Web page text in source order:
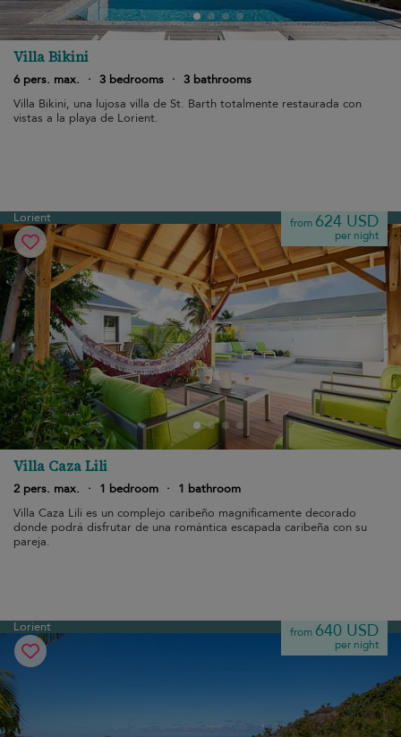
Villa Bikini
6 pers. max. · 3 bedrooms · 3 bathrooms
Villa Bikini, una lujosa villa de St. Barth totalmente restaurada con
vistas a la playa de Lorient.
Lorient from 624 USD
per night
Villa Caza Lili
2 pers. max. · 1 bedroom ·
1 bathroom
Villa Caza Lili es un complejo caribeño magníficamente decorado
donde podrá disfrutar de una romántica escapada caribeña con su
pareja.
Lorient from 640 USD
per night